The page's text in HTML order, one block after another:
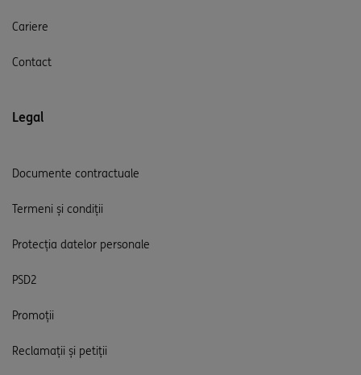
Cariere
Contact
Legal
Documente contractuale
Termeni și condiții
Protecția datelor personale
PSD2
Promoții
Reclamații și petiții